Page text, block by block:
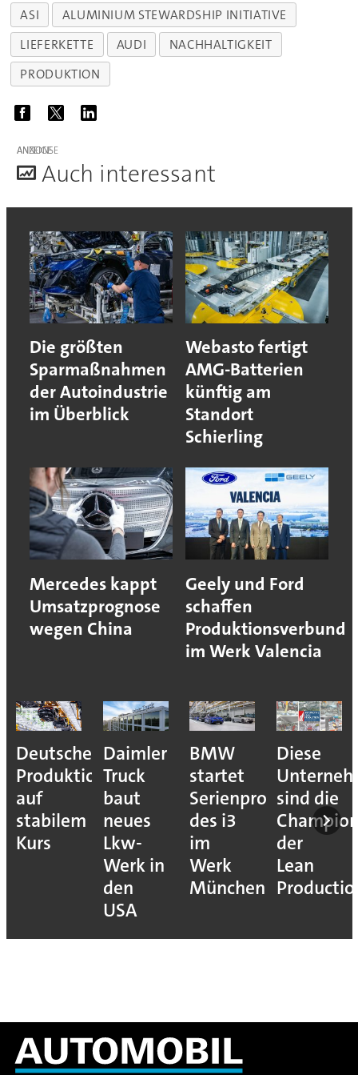
ASI
ALUMINIUM STEWARDSHIP INITIATIVE
LIEFERKETTE
AUDI
NACHHALTIGKEIT
PRODUKTION
ANZEIGE
Auch interessant
Die größten
Sparmaßnahmen
der Autoindustrie
im Überblick
Webasto fertigt
AMG-Batterien
künftig am
Standort
Schierling
Mercedes kappt
Umsatzprognose
wegen China
Geely und Ford
schaffen
Produktionsverbund
im Werk Valencia
Deutsche
Produktion
auf
stabilem
Kurs
Daimler
Truck
baut
neues
Lkw-
Werk in
den
USA
BMW
startet
Serienproduktion
des i3
im
Werk
München
Diese
sind die
der
Lean